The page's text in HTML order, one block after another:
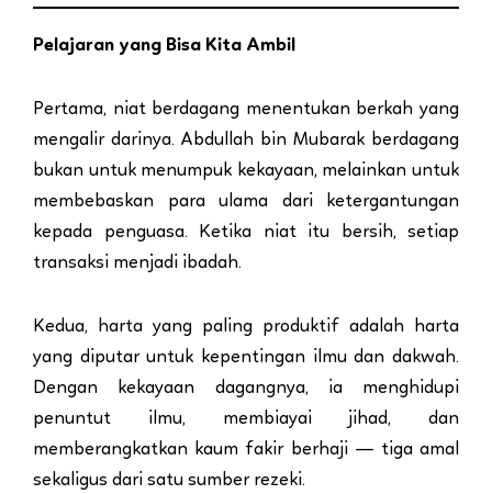
Pelajaran yang Bisa Kita Ambil
Pertama, niat berdagang menentukan berkah yang
mengalir darinya. Abdullah bin Mubarak berdagang
bukan untuk menumpuk kekayaan, melainkan untuk
membebaskan para ulama dari ketergantungan
kepada penguasa. Ketika niat itu bersih, setiap
transaksi menjadi ibadah.
Kedua, harta yang paling produktif adalah harta
yang diputar untuk kepentingan ilmu dan dakwah.
Dengan kekayaan dagangnya, ia menghidupi
penuntut ilmu, membiayai jihad, dan
memberangkatkan kaum fakir berhaji — tiga amal
sekaligus dari satu sumber rezeki.